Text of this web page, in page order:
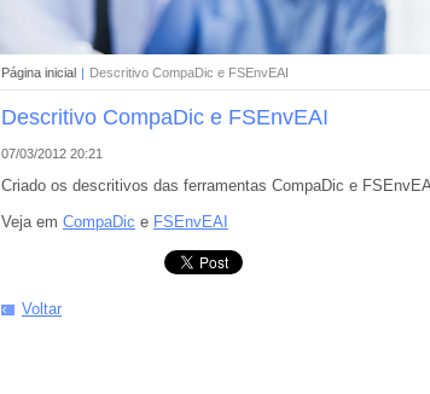
Página inicial | Descritivo CompaDic e FSEnvEAI
Descritivo CompaDic e FSEnvEAI
07/03/2012 20:21
Criado os descritivos das ferramentas CompaDic e FSEnvEAI
Veja em CompaDic e FSEnvEAI
Voltar